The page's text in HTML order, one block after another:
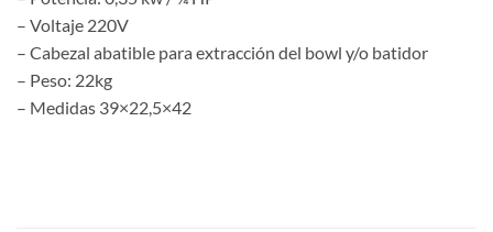
– Voltaje 220V
– Cabezal abatible para extracción del bowl y/o batidor
– Peso: 22kg
– Medidas 39×22,5×42